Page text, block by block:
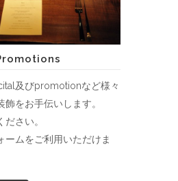
及びpromotionなど様々
飾をお手伝いします。
さい。
ームをご利用いただけま